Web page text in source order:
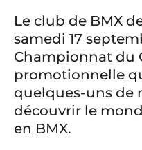
Le club de BMX
samedi 17
Championnat du
promotionnelle
quelques-uns de
découvrir le
en BMX.